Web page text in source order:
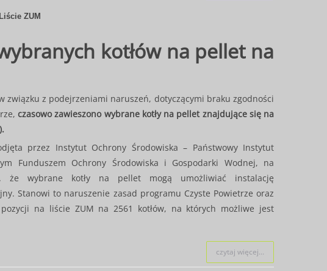
ZUM
kotłów na pellet na
związku z podejrzeniami naruszeń, dotyczącymi braku zgodności
czasowo zawieszono wybrane kotły na pellet znajdujące się na
przez Instytut Ochrony Środowiska – Państwowy Instytut
Funduszem Ochrony Środowiska i Gospodarki Wodnej, na
że wybrane kotły na pellet mogą umożliwiać instalację
Stanowi to naruszenie zasad programu Czyste Powietrze oraz
na liście ZUM na 2561 kotłów, na których możliwe jest
czytaj więcej...